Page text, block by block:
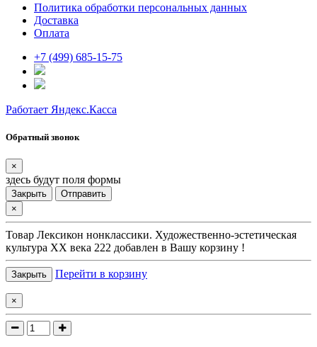
Политика обработки персональных данных
Доставка
Оплата
+7 (499) 685-15-75
Работает Яндекс.Касса
Обратный звонок
×
здесь будут поля формы
Закрыть
Отправить
×
Товар Лексикон нонклассики. Художественно-эстетическая
культура XX века 222 добавлен в Вашу корзину !
Закрыть Перейти в корзину
×